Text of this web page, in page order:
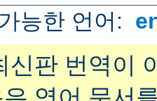
가능한 언어:
신판 번역이